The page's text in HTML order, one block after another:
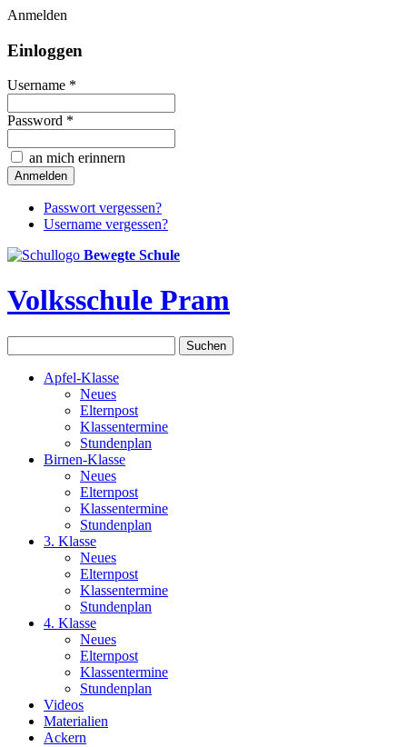
Anmelden
Einloggen
Username *
Password *
an mich erinnern
Passwort vergessen?
Username vergessen?
Bewegte Schule
Volksschule Pram
Apfel-Klasse
Neues
Elternpost
Klassentermine
Stundenplan
Birnen-Klasse
Neues
Elternpost
Klassentermine
Stundenplan
3. Klasse
Neues
Elternpost
Klassentermine
Stundenplan
4. Klasse
Neues
Elternpost
Klassentermine
Stundenplan
Videos
Materialien
Ackern